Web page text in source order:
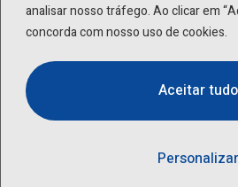
analisar nosso tráfego. Ao clicar em
concorda com nosso uso de cookies.
Personalizar
Aceitar tudo